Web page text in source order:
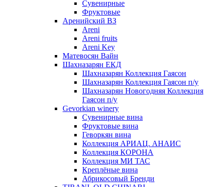
Сувенирные
Фруктовые
Аренийский ВЗ
Areni
Areni fruits
Areni Key
Матевосян Вайн
Шахназарян ЕКД
Шахназарян Коллекция Гаясон
Шахназарян Коллекция Гаясон п/у
Шахназарян Новогодняя Коллекция
Гаясон п/у
Gevorkian winery
Сувенирные вина
Фруктовые вина
Геворкян вина
Коллекция АРИАЦ. АНАИС
Коллекция КОРОНА
Коллекция МИ ТАС
Креплёные вина
Абрикосовый Бренди